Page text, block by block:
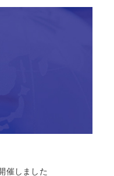
催しました